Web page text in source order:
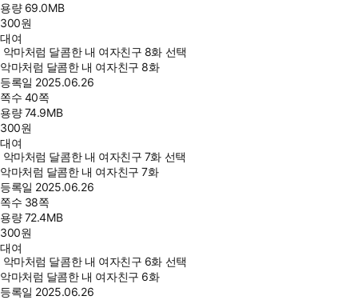
용량 69.0MB
300원
대여
악마처럼 달콤한 내 여자친구 8화 선택
악마처럼 달콤한 내 여자친구 8화
등록일 2025.06.26
쪽수 40쪽
용량74.9MB
300원
대여
악마처럼 달콤한 내 여자친구 7화 선택
악마처럼 달콤한 내 여자친구 7화
등록일 2025.06.26
쪽수 38쪽
용량72.4MB
300원
대여
악마처럼 달콤한 내 여자친구 6화 선택
악마처럼 달콤한 내 여자친구 6화
등록일 2025.06.26